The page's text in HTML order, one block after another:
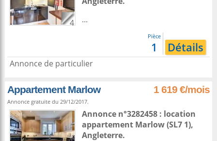
4
...
Pièce
1 Détails
Annonce de particulier
Appartement Marlow 1 619 €/mois
Annonce gratuite du 29/12/2017.
Annonce n°3282458 : location
appartement Marlow(SL7 1),
Angleterre.